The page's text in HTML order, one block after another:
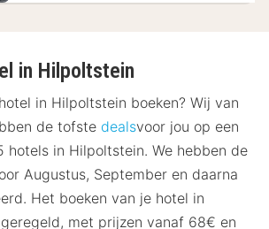
in Hilpoltstein
in Hilpoltstein boeken? Wij van
de tofste dealsvoor jou op een
hotels in Hilpoltstein. We hebben de
Augustus, September en daarna
Het boeken van je hotel in
met prijzen vanaf 68€ en